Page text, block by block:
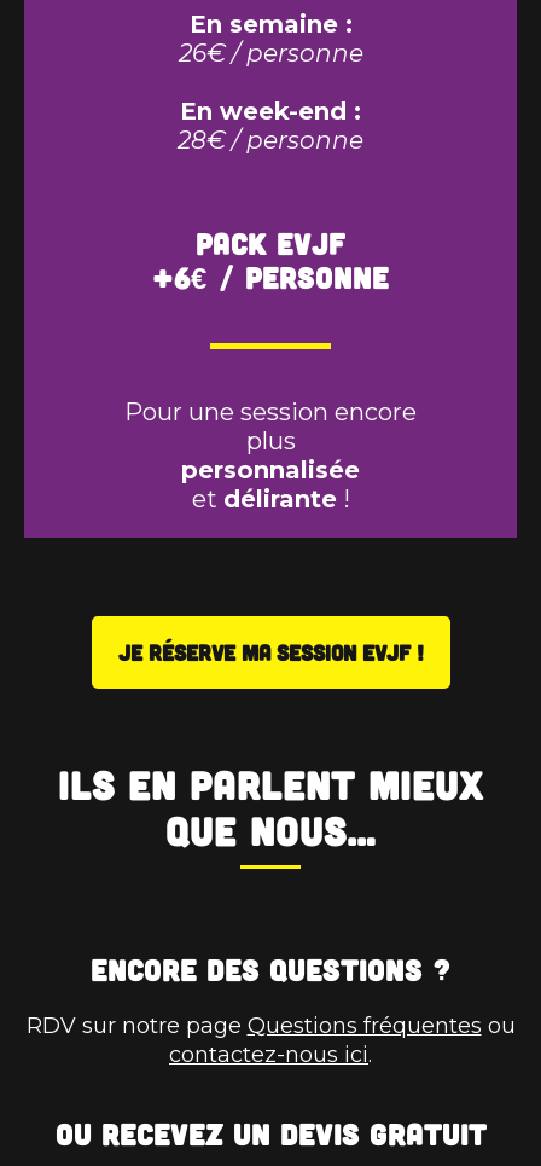
En semaine :
26€ / personne
En week-end :
28€ / personne
Pack EVJF
+6€ / personne
Pour une session encore
plus
personnalisée
et délirante!
JE RÉSERVE MA SESSION EVJF !
Ils en parlent mieux
que nous…
Encore des questions ?
RDV sur notre page Questions fréquentes ou
contactez-nous ici.
Ou recevez un devis gratuit